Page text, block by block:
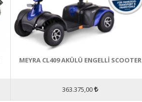
MEYRA CL409 AKÜLÜ ENGELLİ SCOOTER
363.375,00